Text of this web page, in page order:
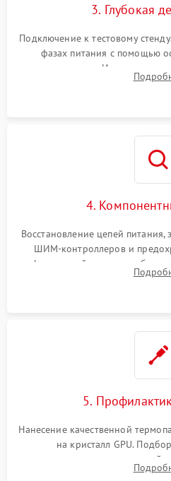
3. Глубокая
Подключение к тестовому
фазах питания с помощью
инициализации.
MATS
4.
Восстановление цепей
ШИМ-контроллеров и
инфракрасной станции
чипа и дефектной памяти
5.
Нанесение качественной
на кристалл GPU.
термопрокладок правильной
питания. Монтаж радиатора и